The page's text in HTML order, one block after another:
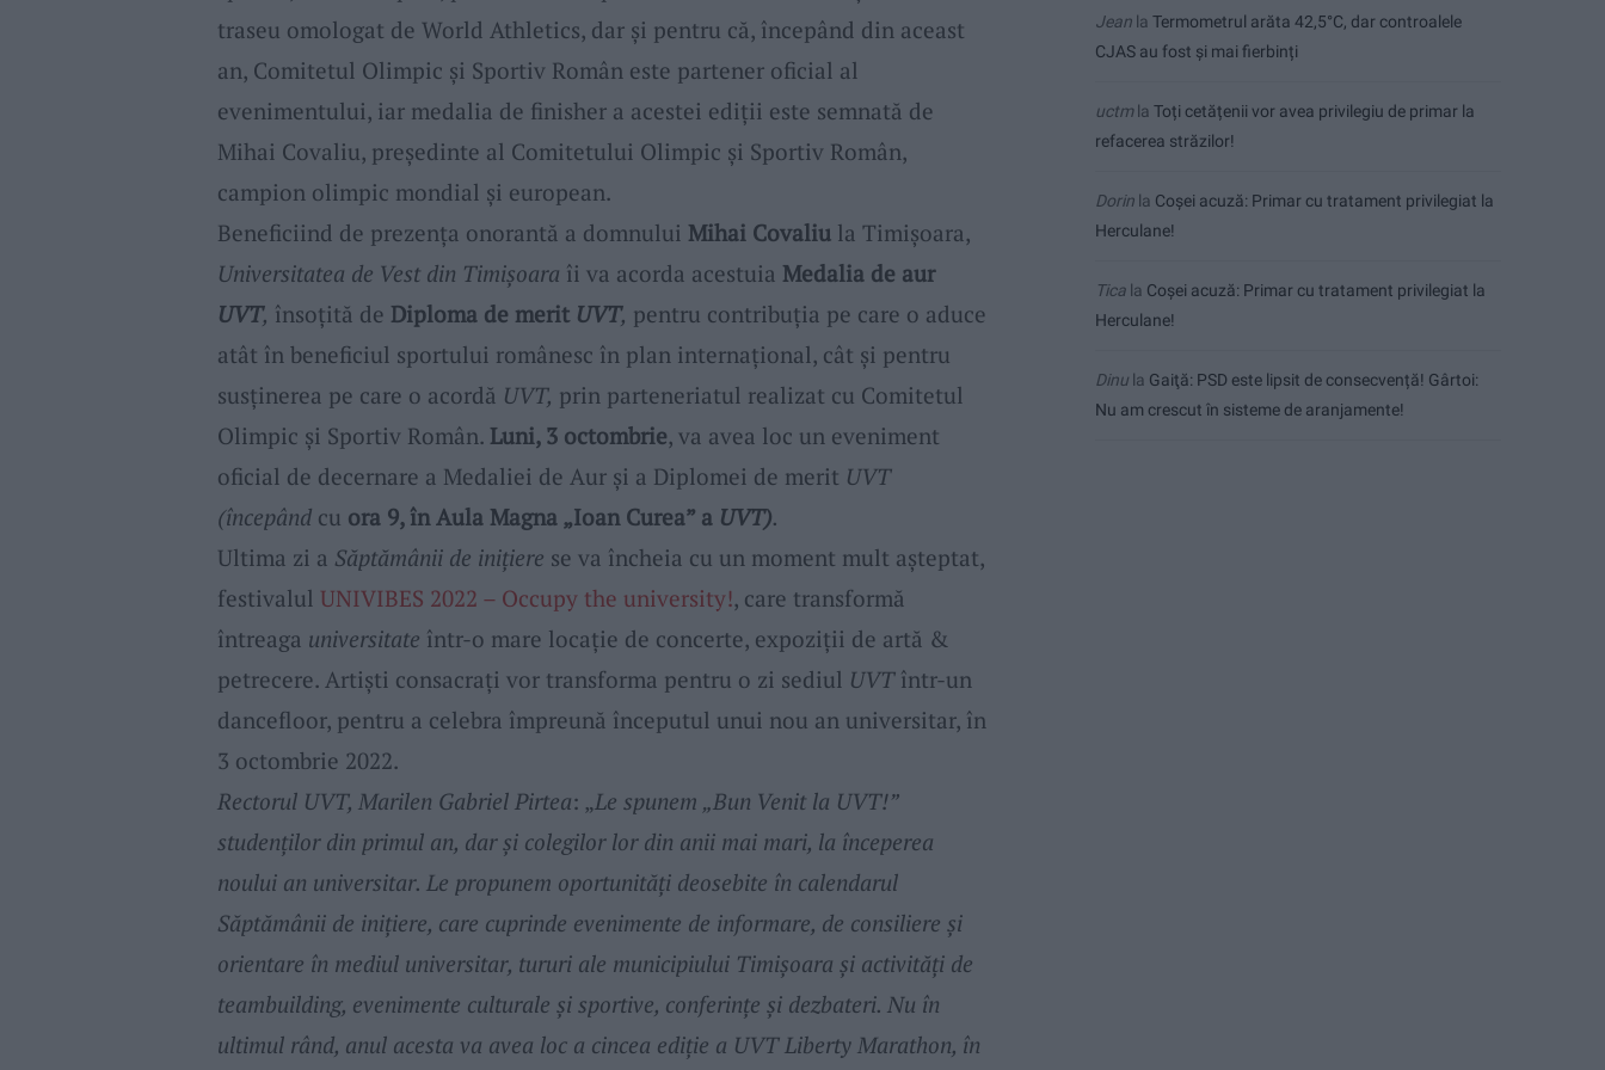
traseu omologat de World Athletics, dar și pentru că, începând din aceast
an, Comitetul Olimpic și Sportiv Român este partener oficial al
evenimentului, iar medalia de finisher a acestei ediții este semnată de
Mihai Covaliu, președinte al Comitetului Olimpic și Sportiv Român,
campion olimpic mondial și european.
Beneficiind de prezența onorantă a domnului Mihai Covaliula Timișoara,
Universitatea de Vest din Timișoara îi va acorda acestuia Medalia de aur
UVT, însoțită de Diploma de merit UVT, pentru contribuția pe care o aduce
atât în beneficiul sportului românesc în plan internațional, cât și pentru
susținerea pe care o acordă UVT, prin parteneriatul realizat cu Comitetul
Olimpic și Sportiv Român. Luni, 3 octombrie, va avea loc un eveniment
oficial de decernare a Medaliei de Aur și a Diplomei de merit UVT
(începândcu ora 9, în Aula Magna „Ioan Curea” a UVT).
Ultima zi a Săptămânii de inițiere se va încheia cu un moment mult așteptat,
festivalul UNIVIBES 2022 – Occupy the university!, care transformă
întreaga universitate într-o mare locație de concerte, expoziții de artă &
petrecere. Artiști consacrați vor transforma pentru o zi sediul UVTîntr-un
dancefloor, pentru a celebra împreună începutul unui nou an universitar, în
3 octombrie 2022.
Rectorul UVT, Marilen Gabriel Pirtea: „Le spunem „Bun Venit la UVT!”
studenților din primul an, dar și colegilor lor din anii mai mari, la începerea
noului an universitar. Le propunem oportunități deosebite în calendarul
Săptămânii de inițiere, care cuprinde evenimente de informare, de consiliere și
orientare în mediul universitar, tururi ale municipiului Timișoara și activități de
teambuilding, evenimente culturale și sportive, conferințe și dezbateri. Nu în
ultimul rând, anul acesta va avea loc a cincea ediție a UVT Liberty Marathon, în
Jean la Termometrul arăta 42,5°C, dar controalele
CJAS au fost și mai fierbinți
uctmla Toți cetățenii vor avea privilegiu de primar la
refacerea străzilor!
Dorin la Coșei acuză: Primar cu tratament privilegiat la
Herculane!
Tica la Coșei acuză: Primar cu tratament privilegiat la
Herculane!
Dinu la Gaiţă: PSD este lipsit de consecvență! Gârtoi:
Nu am crescut în sisteme de aranjamente!